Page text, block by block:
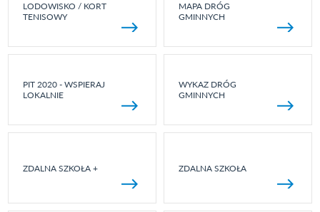
LODOWISKO / KORT
TENISOWY
MAPA DRÓG
GMINNYCH
PIT 2020 - WSPIERAJ
LOKALNIE
WYKAZ DRÓG
GMINNYCH
ZDALNA SZKOŁA + ZDALNA SZKOŁA